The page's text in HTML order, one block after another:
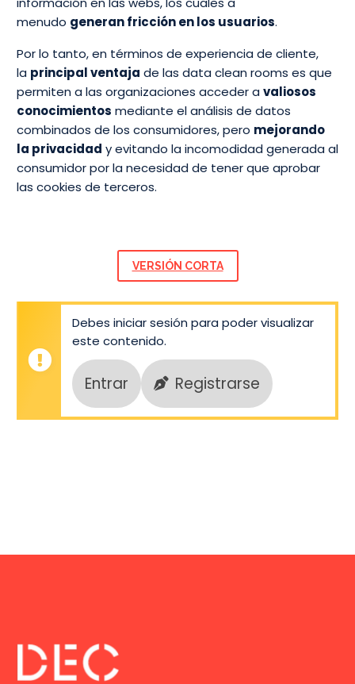
menudo generan fricción en los usuarios.
Por lo tanto, en términos de experiencia de cliente,
la principal ventaja de las data clean rooms es que
permiten a las organizaciones acceder a valiosos
conocimientos mediante el análisis de datos
combinados de los consumidores, pero mejorando
la privacidad y evitando la incomodidad generada al
consumidor por la necesidad de tener que aprobar
las cookies de terceros.
VERSIÓN CORTA
Debes iniciar sesión para poder visualizar
este contenido.
Entrar Registrarse